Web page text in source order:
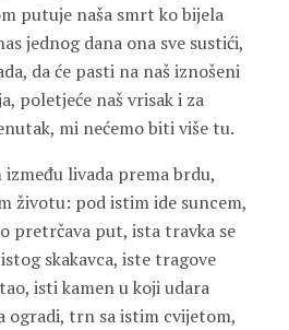
putuje naša smrt ko bijela
jednog dana ona sve sustići,
da će pasti na naš iznošeni
poletjeće naš vrisak i za
mi nećemo biti više tu.
livada prema brdu,
životu: pod istim ide suncem,
pretrčava put, ista travka se
skakavca, iste tragove
isti kamen u koji udara
ogradi, trn sa istim cvijetom,